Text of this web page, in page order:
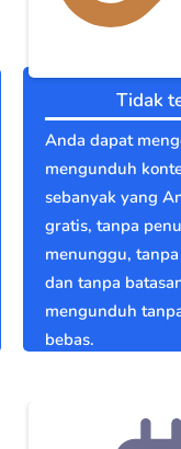
Tidak
Anda dapat
mengunduh
sebanyak yang
gratis, tanpa
menunggu,
dan tanpa
mengunduh
bebas.